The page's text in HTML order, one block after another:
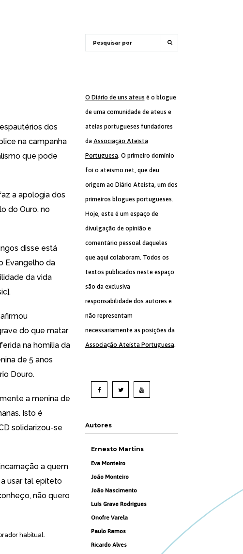
dos
na campanha
que pode
a apologia dos
do Ouro, no
disse está
Evangelho da
da vida
do que matar
na homilia da
de 5 anos
Douro.
a menina de
Isto é
solidarizou-se
a quem
usar tal epíteto
não quero
habitual.
O Diário de uns ateus é o blogue
de uma comunidade de ateus e
ateias portugueses fundadores
da Associação Ateísta
Portuguesa. O primeiro domínio
foi o ateismo.net, que deu
origem ao Diário Ateísta, um dos
primeiros blogues portugueses.
Hoje, este é um espaço de
divulgação de opinião e
comentário pessoal daqueles
que aqui colaboram. Todos os
textos publicados neste espaço
são da exclusiva
responsabilidade dos autores e
não representam
necessariamente as posições da
Associação Ateísta Portuguesa.
Autores
Ernesto Martins
Eva Monteiro
João Monteiro
João Nascimento
Luís Grave Rodrigues
Onofre Varela
Paulo Ramos
Ricardo Alves